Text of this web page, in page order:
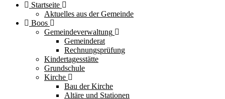
Startseite
Aktuelles aus der Gemeinde
Boos
Gemeindeverwaltung
Gemeinderat
Rechnungsprüfung
Kindertagesstätte
Grundschule
Kirche
Bau der Kirche
Altäre und Stationen